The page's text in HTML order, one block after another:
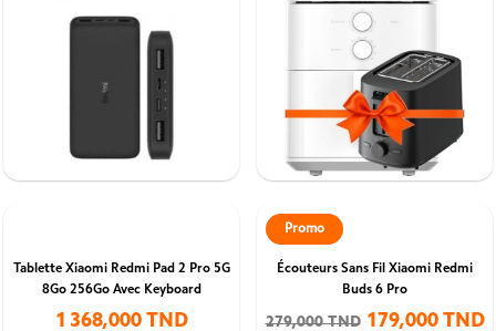
Tablette Xiaomi Redmi Pad 2 Pro 5G
8Go 256Go Avec Keyboard
1 368,000 TND
Écouteurs Sans Fil Xiaomi Redmi
Buds 6 Pro
279,000 TND 179,000 TND
Promo